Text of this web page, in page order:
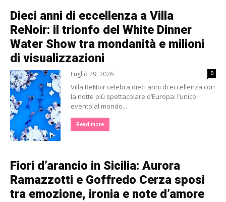
Dieci anni di eccellenza a Villa
ReNoir: il trionfo del White Dinner
Water Show tra mondanità e milioni
di visualizzazioni
Luglio 29, 2026 0
Villa ReNoir celebra dieci anni di eccellenza con
la notte più spettacolare d’Europa: l’unico
evento al mondo...
Read more
Fiori d’arancio in Sicilia: Aurora
Ramazzotti e Goffredo Cerza sposi
tra emozione, ironia e note d’amore